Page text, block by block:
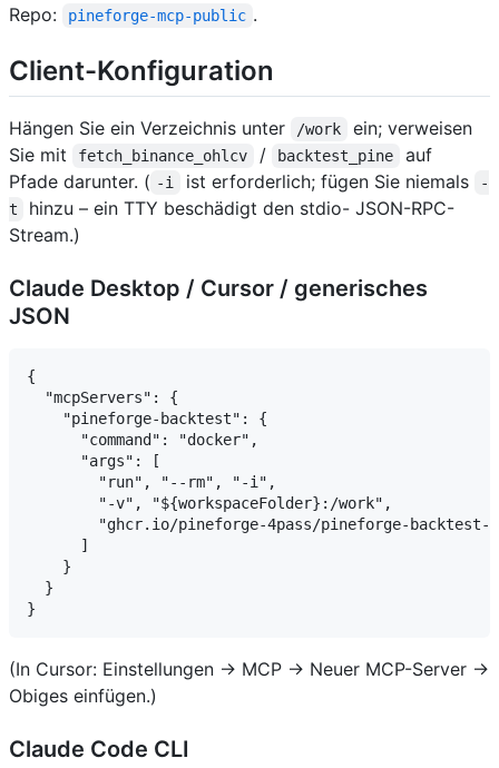
Repo:
pineforge-mcp-public .
Client-Konfiguration
Hängen Sie ein Verzeichnis unter /work
ein; verweisen
Sie mit
fetch_binance_ohlcv / backtest_pine
auf
Pfade darunter. ( -i ist erforderlich; fügen Sie niemals
-
t
hinzu – ein TTY beschädigt den stdio- JSON-RPC-
Stream.)
Claude Desktop / Cursor / generisches
JSON
{
  "mcpServers": {
    "pineforge-backtest": {
      "command": "docker",
      "args": [
        "run", "--rm", "-i",
        "-v", "${workspaceFolder}:/work",
"ghcr.io/pineforge-4pass/pineforge-backtest-
      ]
    }
  }
(In Cursor: Einstellungen → MCP → Neuer MCP-Server →
Obiges einfügen.)
Claude Code CLI